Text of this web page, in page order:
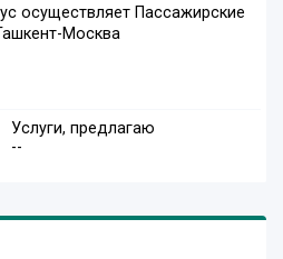
осуществляет Пассажирские
Москва
Услуги, предлагаю
--